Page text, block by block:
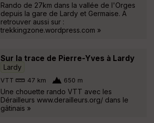
Rando de 27km dans la vallée de l'Orges
depuis la gare de Lardy et Germaise. A
retrouver aussi sur :
trekkingzone.wordpress.com »
Sur la trace de Pierre-Yves à Lardy
Lardy
VTT 47 km 650 m
Une chouette rando VTT avec les
Dérailleurs www.derailleurs.org/ dans le
gâtinais »